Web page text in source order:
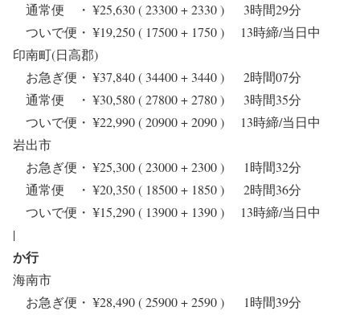
通常便 ・ ¥25,630 ( 23300 + 2330 ) 3時間29分
ついで便・ ¥19,250 ( 17500 + 1750 ) 13時締/当日中
印南町(日高郡)
お急ぎ便・ ¥37,840 ( 34400 + 3440 ) 2時間07分
通常便 ・ ¥30,580 ( 27800 + 2780 ) 3時間35分
ついで便・ ¥22,990 ( 20900 + 2090 ) 13時締/当日中
岩出市
お急ぎ便・ ¥25,300 ( 23000 + 2300 ) 1時間32分
通常便 ・ ¥20,350 ( 18500 + 1850 ) 2時間36分
ついで便・ ¥15,290 ( 13900 + 1390 ) 13時締/当日中
|
か行
海南市
お急ぎ便・ ¥28,490 ( 25900 + 2590 ) 1時間39分